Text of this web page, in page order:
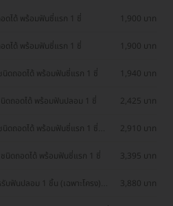
ดได้ พร้อมฟันซี่แรก 1 ซี่ 1,900 บาท
ดได้ พร้อมฟันซี่แรก 1 ซี่ 1,900 บาท
นิดถอดได้ พร้อมฟันซี่แรก 1 ซี่ 1,940 บาท
ดถอดได้ พร้อมฟันปลอม 1 ซี่ 2,425 บาท
นิดถอดได้ พร้อมฟันซี่แรก 1 ซี่
2,910 บาท
นิดถอดได้ พร้อมฟันซี่แรก 1 ซี่ 3,395 บาท
บฟันปลอม 1 ชิ้น (เฉพาะโครง)
3,880 บาท